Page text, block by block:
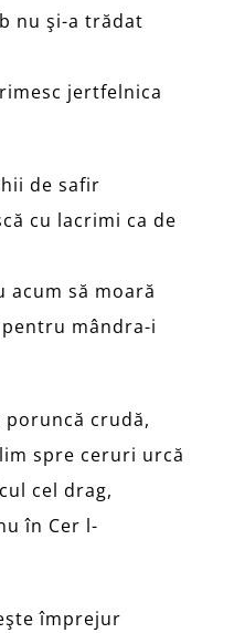
nu şi-a trădat
jertfelnica
de safir
cu lacrimi ca de
acum să moară
mândra-i
crudă,
spre ceruri urcă
cel drag,
în Cer l-
împrejur